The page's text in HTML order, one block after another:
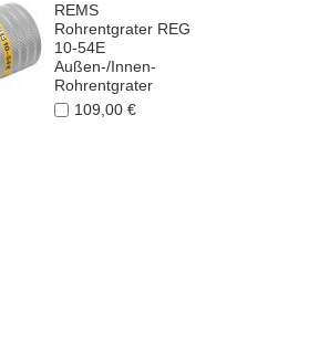
REMS
Rohrentgrater REG
10-54E
Außen-/Innen-
Rohrentgrater
109,00 €